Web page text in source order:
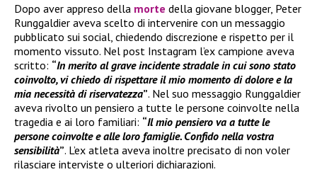
Dopo aver appreso della morte della giovane blogger, Peter
Runggaldier aveva scelto di intervenire con un messaggio
pubblicato sui social, chiedendo discrezione e rispetto per il
momento vissuto. Nel post Instagram l’ex campione aveva
scritto: “In merito al grave incidente stradale in cui sono stato
coinvolto, vi chiedo di rispettare il mio momento di dolore e la
mia necessità di riservatezza”. Nel suo messaggio Runggaldier
aveva rivolto un pensiero a tutte le persone coinvolte nella
tragedia e ai loro familiari: “Il mio pensiero va a tutte le
persone coinvolte e alle loro famiglie. Confido nella vostra
sensibilità”. L’ex atleta aveva inoltre precisato di non voler
rilasciare interviste o ulteriori dichiarazioni.